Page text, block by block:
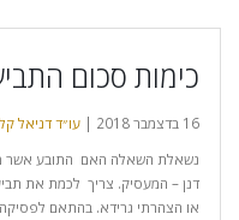
כימות סכום
16 בדצמבר 2018 | עו״ד דניאל
נשאלת השאלה האם התובע אשר
דנן – המעסיק. צריך לכמת את
או הצהרתי גרידא. בהתאם